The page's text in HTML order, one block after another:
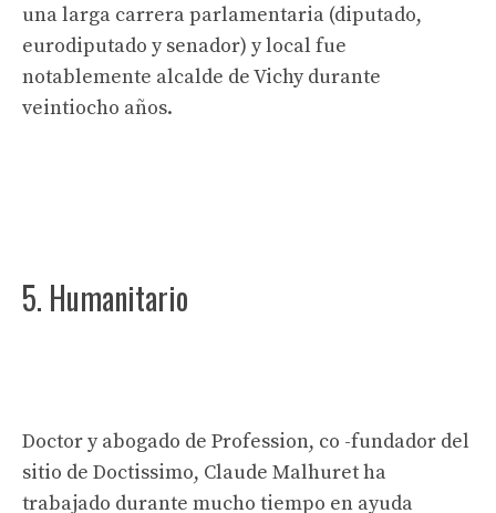
una larga carrera parlamentaria (diputado,
eurodiputado y senador) y local fue
notablemente alcalde de Vichy durante
veintiocho años.
5. Humanitario
Doctor y abogado de Profession, co -fundador del
sitio de Doctissimo, Claude Malhuret ha
trabajado durante mucho tiempo en ayuda